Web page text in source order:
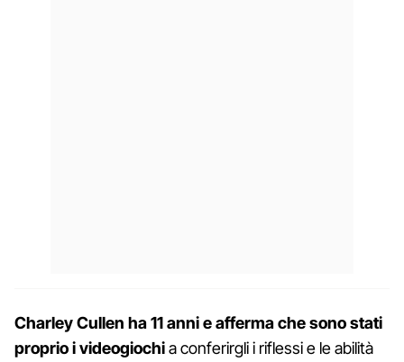
Charley Cullen ha 11 anni e afferma che sono stati
proprio i videogiochia conferirgli i riflessi e le abilità